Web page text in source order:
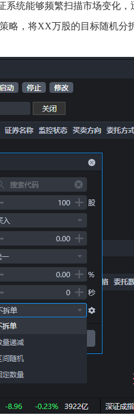
统能够频繁扫描市场变化，
略，将XX万股的目标随机